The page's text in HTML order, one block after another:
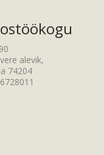
alevik,
74204